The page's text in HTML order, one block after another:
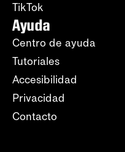
TikTok
Ayuda
Centro de ayuda
Tutoriales
Accesibilidad
Privacidad
Contacto